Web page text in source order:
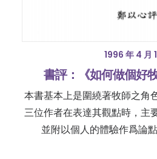
1996 年 4 月
書評：《如何做個好
本書基本上是圍繞著牧師之角
三位作者在表達其觀點時，主
並附以個人的體驗作爲論